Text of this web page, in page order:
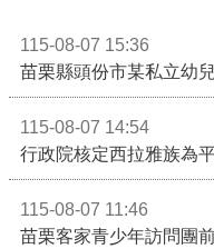
115-08-07 15:36
苗栗縣頭份市某私立幼
115-08-07 14:54
115-08-07 11:46